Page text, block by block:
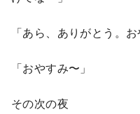
「あら、ありがとう。
「おやすみ〜」
その次の夜